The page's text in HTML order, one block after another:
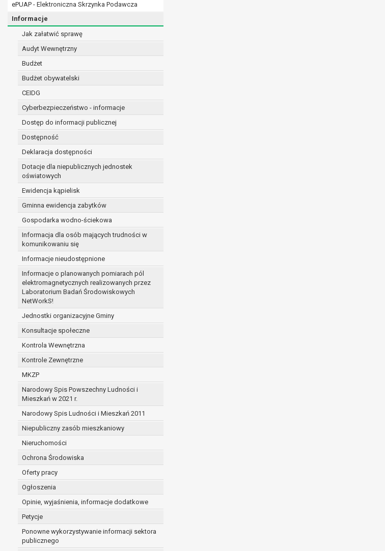
ePUAP - Elektroniczna Skrzynka Podawcza
Informacje
Jak załatwić sprawę
Audyt Wewnętrzny
Budżet
Budżet obywatelski
CEIDG
Cyberbezpieczeństwo - informacje
Dostęp do informacji publicznej
Dostępność
Deklaracja dostępności
Dotacje dla niepublicznych jednostek
oświatowych
Ewidencja kąpielisk
Gminna ewidencja zabytków
Gospodarka wodno-ściekowa
Informacja dla osób mających trudności w
komunikowaniu się
Informacje nieudostępnione
Informacje o planowanych pomiarach pól
elektromagnetycznych realizowanych przez
Laboratorium Badań Środowiskowych
NetWorkS!
Jednostki organizacyjne Gminy
Konsultacje społeczne
Kontrola Wewnętrzna
Kontrole Zewnętrzne
MKZP
Narodowy Spis Powszechny Ludności i
Mieszkań w 2021 r.
Narodowy Spis Ludności i Mieszkań 2011
Niepubliczny zasób mieszkaniowy
Nieruchomości
Ochrona Środowiska
Oferty pracy
Ogłoszenia
Opinie, wyjaśnienia, informacje dodatkowe
Petycje
Ponowne wykorzystywanie informacji sektora
publicznego
administrator nie potrzebuje już danych dla swoich celów, ale osoba, której dane dotyczą,
osoba, której dane dotyczą, wniosła sprzeciw wobec przetwarzania danych - do czasu
przetwarzanie danych odbywa się na podstawie umowy zawartej z osobą, której dane
prawo sprzeciwu wobec przetwarzania danych na podstawie art. 21 RODO, wobec
administratorowi bądź
niezbędność przetwarzania do celów wynikających z prawnie uzasadnionych interesów
Z przyczyn związanych z Pani/Pana szczególną sytuacją. W razie wniesienia sprzeciwu,
on istnienie ważnych prawnie uzasadnionych podstaw do przetwarzania, nadrzędnych wobec
ustalenia, dochodzenia lub obrony roszczeń.
W przypadku gdy przetwarzanie danych osobowych odbywa się na podstawie zgody osoby na
prawo do cofnięcia tej zgody w dowolnym momencie. Cofnięcie to nie ma wpływu na zgodność
Przysługuje Pani/Panu prawo wniesienia skargi do organu nadzorczego na niezgodne z prawem
Organem właściwym do wniesienia skargi jest Prezes Urzędu Ochrony Danych Osobowych.
W zależności od sfery, w której przetwarzane są dane osobowe, podanie danych osobowych jest
Pani/Pana dane nie będą poddawane zautomatyzowanemu podejmowaniu decyzji, w tym również